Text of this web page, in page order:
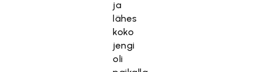
ja
lähes
koko
jengi
oli